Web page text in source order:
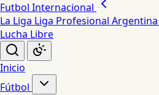
Futbol Internacional
La Liga Liga Profesional Argentina
Lucha Libre
Inicio
Fútbol